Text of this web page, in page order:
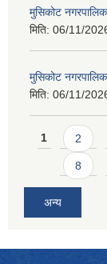
मुसिकोट
मिति: 06/11/
मुसिकोट
मिति: 06/11/
Pages
1 2
8
अन्य